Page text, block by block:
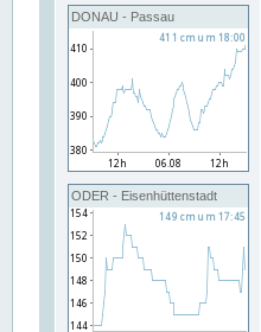
DONAU - Passau
ODER - Eisenhüttenstadt